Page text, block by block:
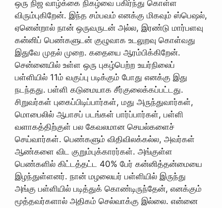
ஒரு நிஜ வாழ்க்கை நிகழ்வை பகிர்ந்து கொள்ள
விரும்புகிறேன். இந்த சம்பவம் எனக்கு மிகவும் ஸ்பெஷல்,
ஏனென்றால் நான் ஒருவருடன் அல்ல, இரண்டு மார்பளவு
கன்னிப் பெண்களுடன் குழுவாக உடலுறவு கொள்வது
இதுவே முதல் முறை. கதையை ஆரம்பிக்கிறேன்.
சென்னையில் உள்ள ஒரு புகழ்பெற்ற உயர்நிலைப்
பள்ளியில் 11ம் வகுப்பு படிக்கும் போது எனக்கு இது
நடந்தது. பள்ளி கடுமையாக சீர்குலைக்கப்பட்டது.
சிறுவர்கள் புகைப்பிடிப்பார்கள், மது அருந்துவார்கள்,
மொபைலில் ஆபாசப் படங்கள் பார்ப்பார்கள், பள்ளி
வளாகத்திற்குள் பல கேவலமான செயல்களைச்
செய்வார்கள். பெண்களும் விதிவிலக்கல்ல, அவர்கள்
ஆண்களை விட குறும்புக்காரர்கள். அங்குள்ள
பெண்களில் கிட்டத்தட்ட 40% பேர் கன்னித்தன்மையை
இழந்துள்ளனர். நான் மழலையர் பள்ளியில் இருந்து
அங்கு பள்ளியில் படித்துக் கொண்டிருந்தேன், எனக்கும்
மூத்தவர்களால் அதிகம் செல்வாக்கு இல்லை. என்னை